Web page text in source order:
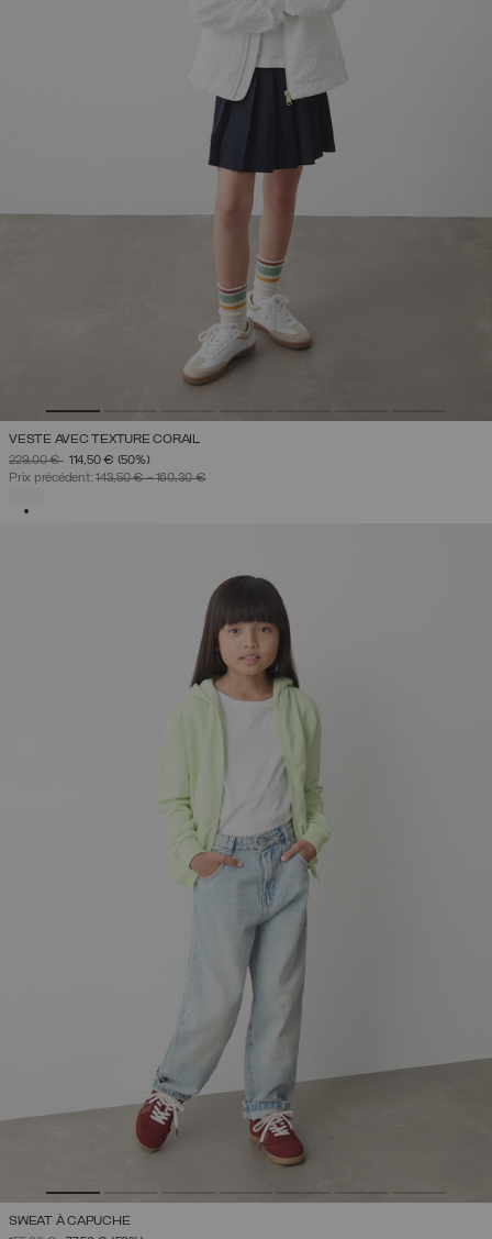
VESTE AVEC TEXTURE CORAIL
PRIX RÉDUIT DE
229,00 €À114,50 € (50%)
Prix précédent:143,50 €-160,30 €
SWEAT À CAPUCHE